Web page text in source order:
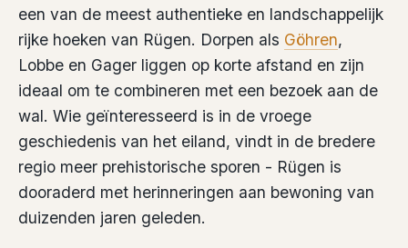
een van de meest authentieke en landschappelijk
rijke hoeken van Rügen. Dorpen als Göhren,
Lobbe en Gager liggen op korte afstand en zijn
ideaal om te combineren met een bezoek aan de
wal. Wie geïnteresseerd is in de vroege
geschiedenis van het eiland, vindt in de bredere
regio meer prehistorische sporen - Rügen is
dooraderd met herinneringen aan bewoning van
duizenden jaren geleden.